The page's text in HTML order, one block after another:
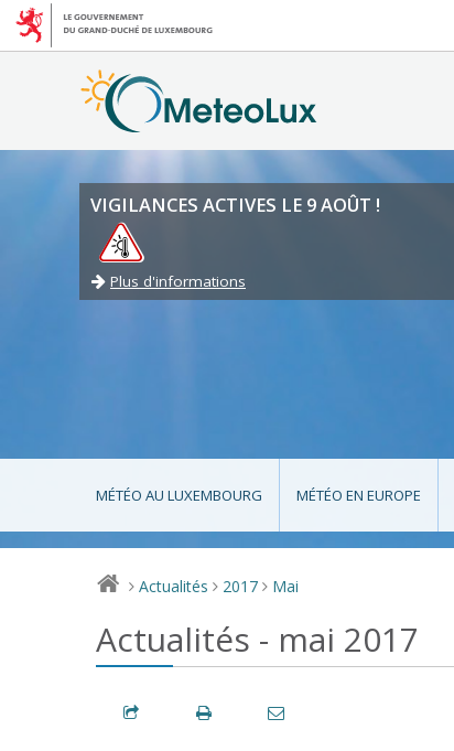
VIGILANCES ACTIVES LE 9 AOÛT !
Plus d'informations
MÉTÉO AU LUXEMBOURG MÉTÉO EN EUROPE
> Actualités > 2017 > Mai
Actualités - mai 2017